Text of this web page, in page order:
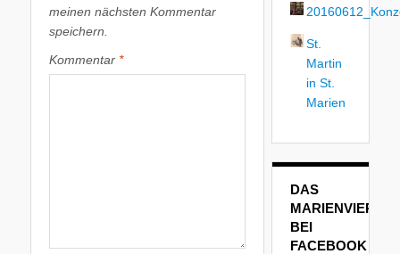
meinen nächsten Kommentar
speichern.
Kommentar *
St.
Martin
in St.
Marien
DAS
MARIENVIERTEL
BEI
FACEBOOK